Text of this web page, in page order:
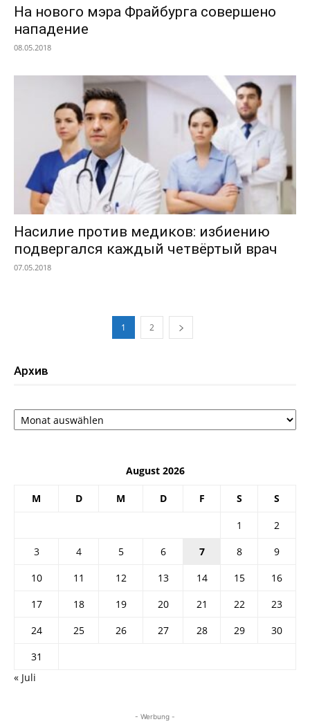
На нового мэра Фрайбурга совершено
нападение
08.05.2018
Насилие против медиков: избиению
подвергался каждый четвёртый врач
07.05.2018
1 2
Архив
Архив
August 2026
M D M D F S S
1
2
3
4 5 6 7 8
9
10
11 12 13 14 15
16
17
18 19 20 21 22
23
24
25 26 27 28 29
30
31
« Juli
- Werbung -